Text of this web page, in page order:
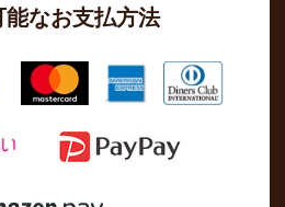
能なお支払方法